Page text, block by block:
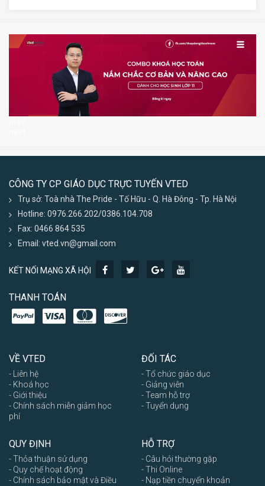
CÔNG TY CP GIÁO DỤC TRỰC TUYẾN VTED
Trụ sở: Toà nhà The Pride - Tố Hữu - Q. Hà Đông - Tp. Hà Nội
Hotline: 0976.266.202/0386.104.708
Fax: 0466 864 535
Email: vted.vn@gmail.com
KẾT NỐI MẠNG XÃ HỘI
THANH TOÁN
VỀ VTED
- Liên hệ
- Khoá học
- Giới thiệu
- Chính sách miễn giảm học
phí
ĐỐI TÁC
- Tổ chức giáo dục
- Giảng viên
- Team hỗ trợ
- Tuyển dụng
QUY ĐỊNH
- Thỏa thuận sử dụng
- Quy chế hoạt động
- Chính sách bảo mật và Điều
HỖ TRỢ
- Câu hỏi thường gặp
- Thi Online
- Nạp tiền chuyển khoản